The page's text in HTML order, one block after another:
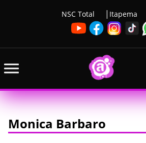
NSC Total Itapema
Monica Barbaro